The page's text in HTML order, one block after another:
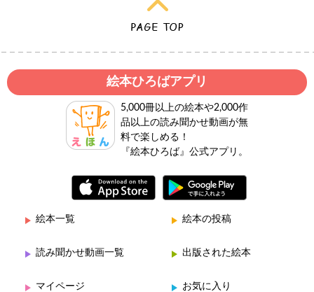
絵本ひろばアプリ
5,000冊以上の絵本や2,000作
品以上の読み聞かせ動画が無
料で楽しめる！
『絵本ひろば』公式アプリ。
絵本一覧 絵本の投稿
読み聞かせ動画一覧 出版された絵本
マイページ お気に入り